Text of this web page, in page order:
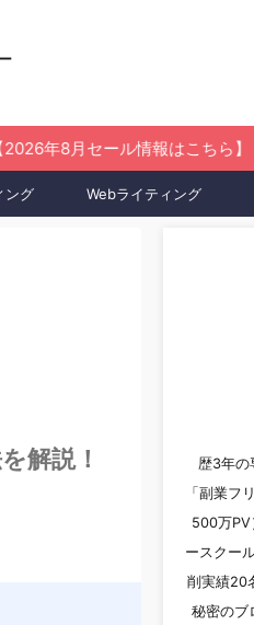
セール情報はこちら】「Udemy
ング Webライティング
解説！
歴3年の
「副業フ
500万PV
ースクー
削実績20
秘密のブ